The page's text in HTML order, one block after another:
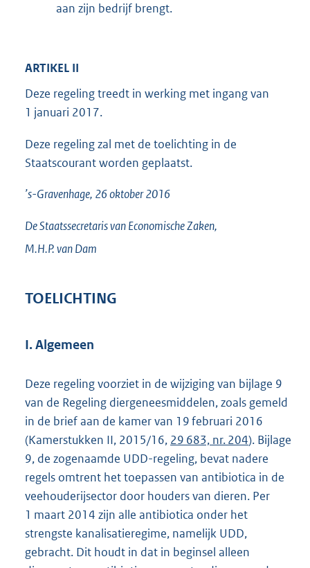
aan zijn bedrijf brengt.
ARTIKEL II
Deze regeling treedt in werking met ingang van
1 januari 2017.
Deze regeling zal met de toelichting in de
Staatscourant worden geplaatst.
’s-Gravenhage, 26 oktober 2016
De Staatssecretaris van Economische Zaken,
M.H.P. vanDam
TOELICHTING
I. Algemeen
Deze regeling voorziet in de wijziging van bijlage 9
van de Regeling diergeneesmiddelen, zoals gemeld
in de brief aan de kamer van 19 februari 2016
(Kamerstukken II, 2015/16, 29 683, nr. 204). Bijlage
9, de zogenaamde UDD-regeling, bevat nadere
regels omtrent het toepassen van antibiotica in de
veehouderijsector door houders van dieren. Per
1 maart 2014 zijn alle antibiotica onder het
strengste kanalisatieregime, namelijk UDD,
gebracht. Dit houdt in dat in beginsel alleen